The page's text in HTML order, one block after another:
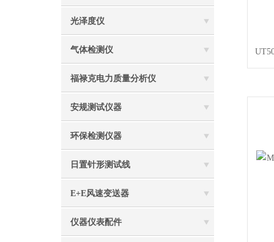
光泽度仪
气体检测仪
福禄克电力质量分析仪
安规测试仪器
环保检测仪器
日置针形测试线
E+E风速变送器
仪器仪表配件